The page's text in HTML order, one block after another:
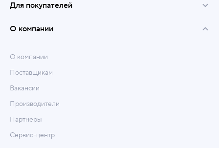
Для покупателей
О компании
О компании
Поставщикам
Вакансии
Производители
Партнеры
Сервис-центр